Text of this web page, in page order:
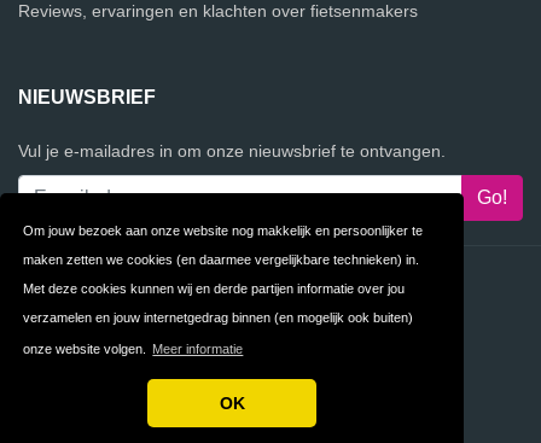
Om jouw bezoek aan onze website nog makkelijk en persoonlijker te
maken zetten we cookies (en daarmee vergelijkbare technieken) in.
Met deze cookies kunnen wij en derde partijen informatie over jou
verzamelen en jouw internetgedrag binnen (en mogelijk ook buiten)
onze website volgen. Meer informatie
OK
Reviews, ervaringen en klachten over fietsenmakers
NIEUWSBRIEF
Vul je e-mailadres in om onze nieuwsbrief te ontvangen.
Contact Privacy
Algemene FAQ
Copyright © 2026 VergelijkFietsenwinkels.nl